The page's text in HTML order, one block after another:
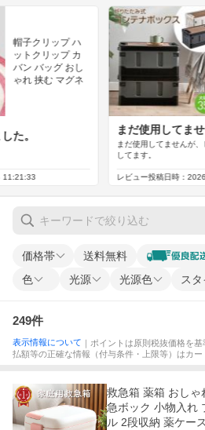
価格帯 送料無料
色 光源 光源色 ス
249件
表示情報について ｜ポイントは原則税抜価格を
払額等の正確な情報（付与条件・上限等）はカ
救急箱 薬箱 おしゃ
急ボック 小物入れ
ル 2段収納 薬ケー